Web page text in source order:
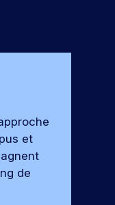
et
de